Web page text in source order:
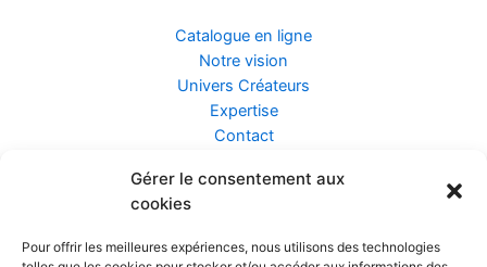
Gérer le consentement aux
cookies
Pour offrir les meilleures expériences, nous utilisons des technologies
Catalogue en ligne
Notre vision
Univers Créateurs
Expertise
Contact
Assurance ZEN
Confidentialité et Données